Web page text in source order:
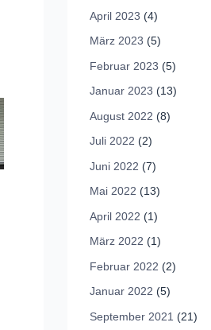
April 2023 (4)
März 2023 (5)
Februar 2023 (5)
Januar 2023 (13)
August 2022 (8)
Juli 2022 (2)
Juni 2022 (7)
Mai 2022 (13)
April 2022 (1)
März 2022 (1)
Februar 2022 (2)
Januar 2022 (5)
September 2021 (21)